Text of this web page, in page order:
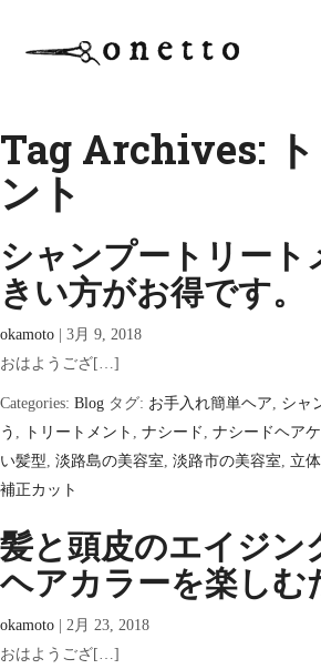
Tag Archives: ト
ント
シャンプートリート
きい方がお得です。
okamoto
3月 9, 2018
おはようござ[…]
Categories: Blog タグ: お手入れ簡単ヘア, シャ
う , トリートメント , ナシード , ナシードヘア
い髪型, 淡路島の美容室, 淡路市の美容室, 立
補正カット
髪と頭皮のエイジン
ヘアカラーを楽しむ
okamoto
2月 23, 2018
おはようござ[…]